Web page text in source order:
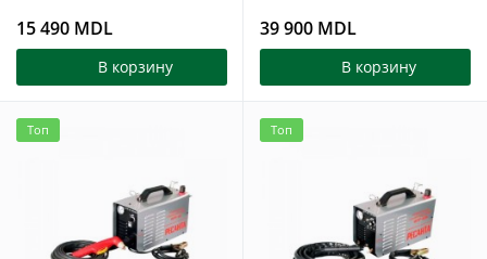
15 490 MDL
В корзину
39 900 MDL
В корзину
Топ Топ